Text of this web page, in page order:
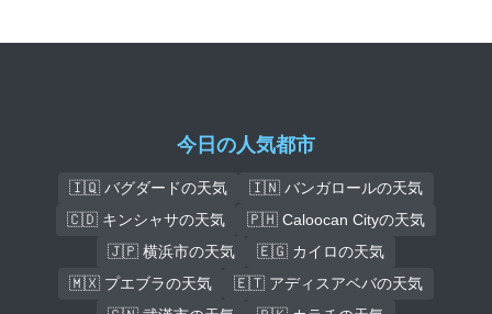
今日の人気都市
🇮🇶 バグダードの天気
🇮🇳 バンガロールの天気
🇨🇩 キンシャサの天気
🇵🇭 Caloocan Cityの天気
🇯🇵 横浜市の天気
🇪🇬 カイロの天気
🇲🇽 プエブラの天気
🇪🇹 アディスアベバの天気